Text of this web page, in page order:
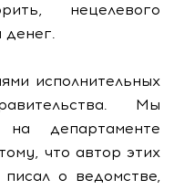
нецелевого
денег.
исполнительных
Мы
департаменте
что автор этих
о ведомстве,